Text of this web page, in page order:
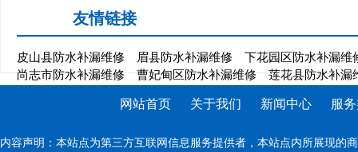
友情链接
皮山县防水补漏维修 眉县防水补漏维修
下花园区防水补漏维
尚志市防水补漏维修
曹妃甸区防水补漏维修 莲花县防水补漏
网站首页 关于我们 新闻中心 服
内容声明：本站点为第三方互联网信息服务提供者，本站点内所展现的